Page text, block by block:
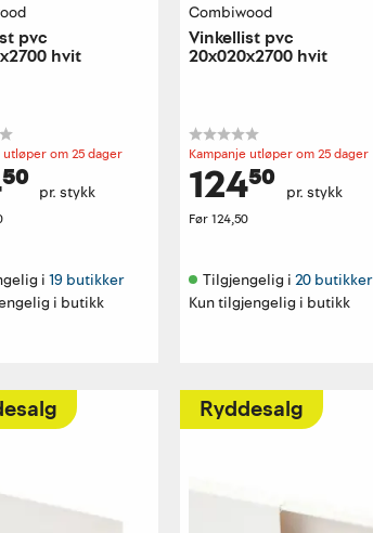
pvc
hvit
utløper om 25 dager
pr. stykk
i 19 butikker
i butikk
Combiwood
Vinkellist pvc
20x020x2700 hvit
Kampanje utløper om 25 dager
124⁵⁰ pr. stykk
Før124,50
Tilgjengelig i 20 butikker
Kun tilgjengelig i butikk
Ryddesalg